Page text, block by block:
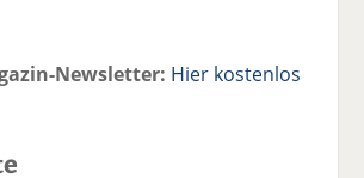
Newsletter: Hier kostenlos